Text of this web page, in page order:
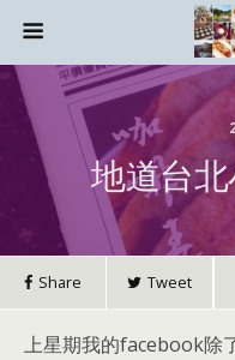
地道台
Share Tweet
上星期我的facebook除